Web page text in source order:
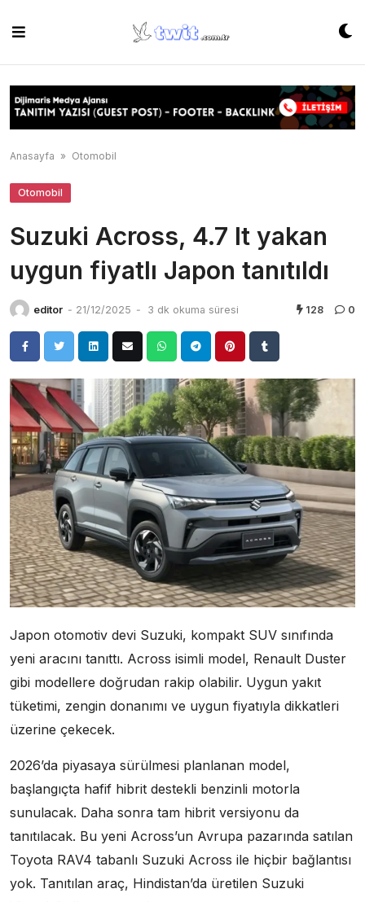
content
Anasayfa » Otomobil
Otomobil
Suzuki Across, 4.7 lt yakan
uygun fiyatlı Japon tanıtıldı
editor - 21/12/2025 - 3 dk okuma süresi 128 0
Japon otomotiv devi Suzuki, kompakt SUV sınıfında
yeni aracını tanıttı. Across isimli model, Renault Duster
gibi modellere doğrudan rakip olabilir. Uygun yakıt
tüketimi, zengin donanımı ve uygun fiyatıyla dikkatleri
üzerine çekecek.
2026’da piyasaya sürülmesi planlanan model,
başlangıçta hafif hibrit destekli benzinli motorla
sunulacak. Daha sonra tam hibrit versiyonu da
tanıtılacak. Bu yeni Across’un Avrupa pazarında satılan
Toyota RAV4 tabanlı Suzuki Across ile hiçbir bağlantısı
yok. Tanıtılan araç, Hindistan’da üretilen Suzuki